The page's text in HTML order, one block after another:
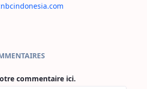
sur la page
commentaire ici.